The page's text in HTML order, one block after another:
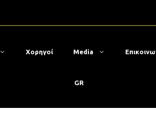
Χορηγοί Media
GR